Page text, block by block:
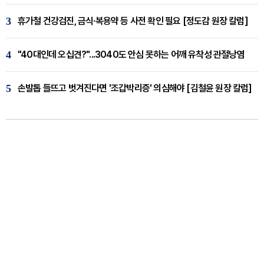
3 휴가철 건강검진, 금식·복용약 등 사전 확인 필요 [정도감 원장 칼럼]
4 "40대인데 오십견?"...3040도 안심 못하는 어깨 유착성 관절낭염
5 손발톱 들뜨고 벗겨진다면 '조갑박리증' 의심해야 [김철윤 원장 칼럼]